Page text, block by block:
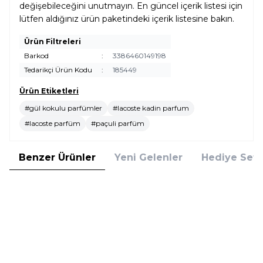
değişebileceğini unutmayın. En güncel içerik listesi için
lütfen aldığınız ürün paketindeki içerik listesine bakın.
Ürün Filtreleri
Barkod
:
3386460149198
Tedarikçi Ürün Kodu
: 185449
Ürün Etiketleri
#gül kokulu parfümler
#lacoste kadin parfum
#lacoste parfüm
#paçuli parfüm
Benzer Ürünler Yeni Gelenler Hediye